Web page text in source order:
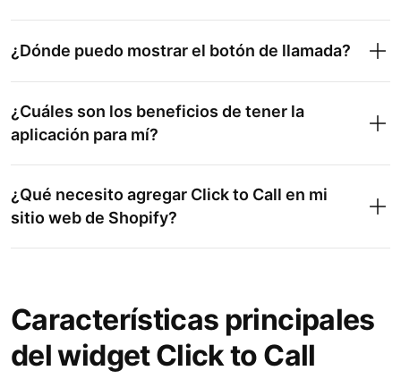
¿Dónde puedo mostrar el botón de llamada?
¿Cuáles son los beneficios de tener la
aplicación para mí?
¿Qué necesito agregar Click to Call en mi
sitio web de Shopify?
Características principales
del widget Click to Call